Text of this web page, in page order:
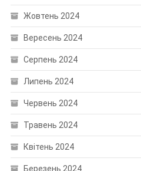
Жовтень 2024
Вересень 2024
Серпень 2024
Липень 2024
Червень 2024
Травень 2024
Квітень 2024
Березень 2024